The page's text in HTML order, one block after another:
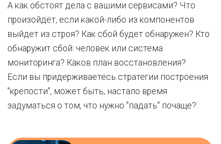
А как обстоят дела с вашими сервисами? Что
произойдёт, если какой-либо из компонентов
выйдет из строя? Как сбой будет обнаружен? Кто
обнаружит сбой: человек или система
мониторинга? Каков план восстановления?
Если вы придерживаетесь стратегии построения
"крепости", может быть, настало время
задуматься о том, что нужно "падать" почаще?